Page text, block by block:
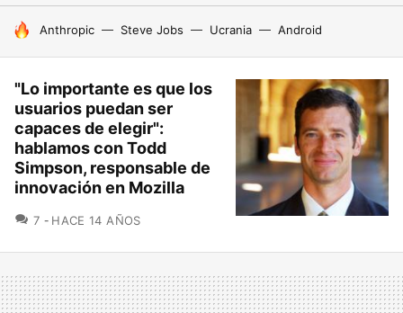
HOY SE HABLA DE
Anthropic Steve Jobs Ucrania Android
"Lo importante es que los
usuarios puedan ser
capaces de elegir":
hablamos con Todd
Simpson, responsable de
innovación en Mozilla
7 COMENTARIOS
HACE 14 AÑOS